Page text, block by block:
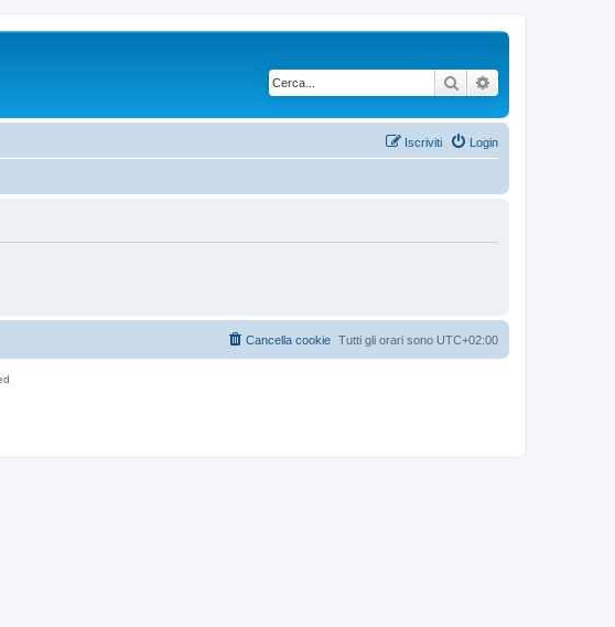
Cerca
Login
Iscriviti
Tutti gli orari sono UTC+02:00
Cancella cookie